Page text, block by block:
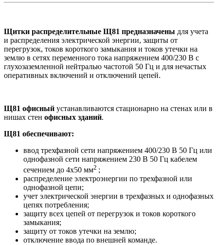
Щитки распределительные Щ81 предназначены для учета
и распределения электрической энергии, защиты от
перегрузок, токов короткого замыкания и токов утечки на
землю в сетях переменного тока напряжением 400/230 В с
глухозаземленной нейтралью частотой 50 Гц и для нечастых
оперативных включений и отключений цепей.
Щ81 офисный устанавливаются стационарно на стенах или в
нишах стен офисных зданий.
Щ81 обеспечивают:
ввод трехфазной сети напряжением 400/230 В 50 Гц или
однофазной сети напряжением 230 В 50 Гц кабелем
сечением до 4х50 мм2 ;
распределение электроэнергии по трехфазной или
однофазной цепи;
учет электрической энергии в трехфазных и однофазных
цепях потребления;
защиту всех цепей от перегрузок и токов короткого
замыкания;
защиту от токов утечки на землю;
отключение ввода по внешней команде.